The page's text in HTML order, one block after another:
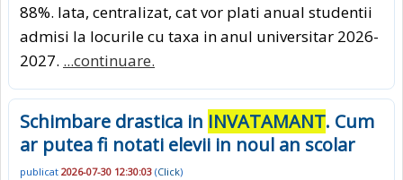
88%. Iata, centralizat, cat vor plati anual studentii
admisi la locurile cu taxa in anul universitar 2026-
2027. ...continuare.
Schimbare drastica in INVATAMANT. Cum
ar putea fi notati elevii in noul an scolar
publicat 2026-07-30 12:30:03 (Click)